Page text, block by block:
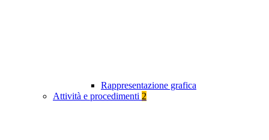
Rappresentazione grafica
Attività e procedimenti 2